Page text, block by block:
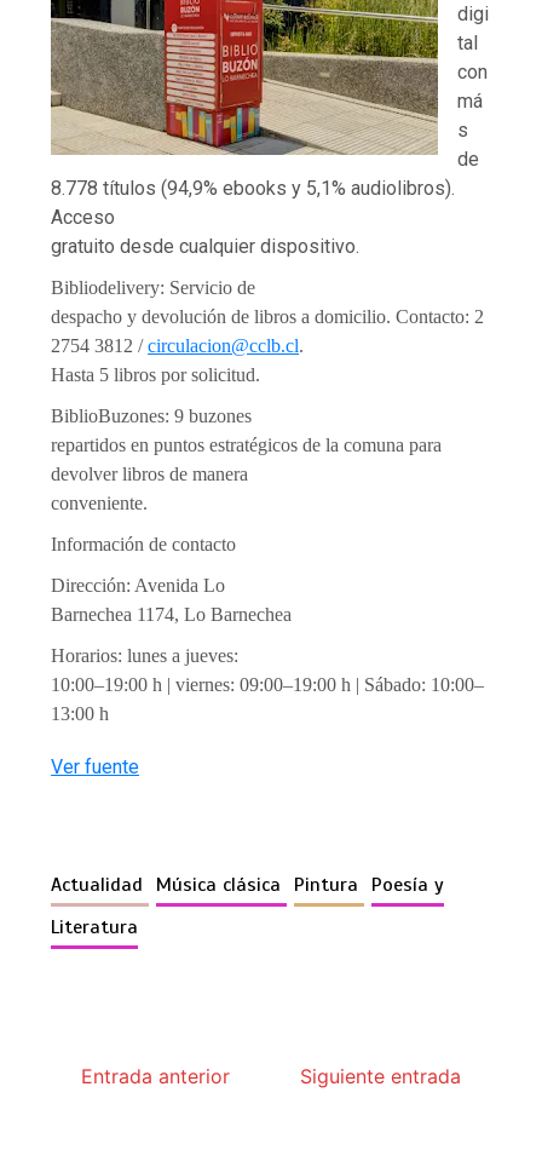
digi
tal
con
má
s
de
8.778 títulos (94,9% ebooks y 5,1% audiolibros).
Acceso
gratuito desde cualquier dispositivo.
Bibliodelivery: Servicio de
despacho y devolución de libros a domicilio. Contacto: 2
2754 3812 /circulacion@cclb.cl.
Hasta 5 libros por solicitud.
BiblioBuzones: 9 buzones
repartidos en puntos estratégicos de la comuna para
devolver libros de manera
conveniente.
Información de contacto
Dirección: Avenida Lo
Barnechea 1174, Lo Barnechea
Horarios: lunes a jueves:
10:00–19:00 h | viernes: 09:00–19:00 h | Sábado: 10:00–
13:00 h
Ver fuente
Actualidad Música clásica Pintura
Poesía y
Literatura
Entrada anterior Siguiente entrada